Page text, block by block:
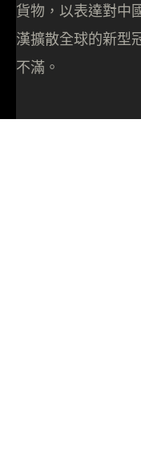
貨物，以表達對中
漢擴散全球的新型
不滿。